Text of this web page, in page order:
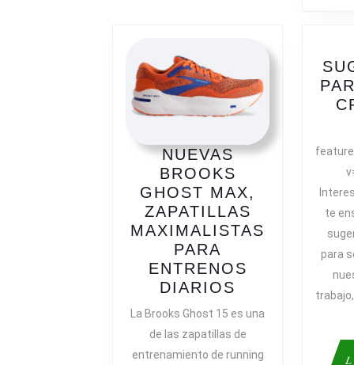
NUEVAS
BROOKS
GHOST MAX,
ZAPATILLAS
MAXIMALISTAS
PARA
ENTRENOS
DIARIOS
MAX,
La Brooks Ghost 15 es una
de las zapatillas de
entrenamiento de running
te
para